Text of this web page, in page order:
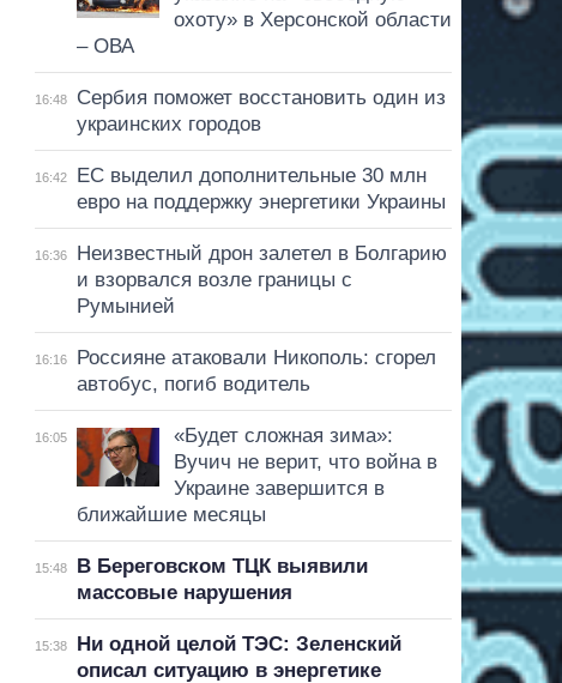
охоту» в Херсонской области
– ОВА
16:48
Сербия поможет восстановить один из
украинских городов
16:42
ЕС выделил дополнительные 30 млн
евро на поддержку энергетики Украины
16:36
Неизвестный дрон залетел в Болгарию
и взорвался возле границы с
Румынией
16:16
Россияне атаковали Никополь: сгорел
автобус, погиб водитель
16:05
«Будет сложная зима»:
Вучич не верит, что война в
Украине завершится в
ближайшие месяцы
15:48
В Береговском ТЦК выявили
массовые нарушения
15:38
Ни одной целой ТЭС: Зеленский
описал ситуацию в энергетике